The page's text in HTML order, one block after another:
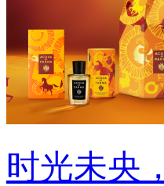
时光未央